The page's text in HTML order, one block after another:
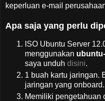
keperluan e-mail
Apa saja yang perlu
ISO Ubuntu Server
menggunakan
saya unduh disini.
1 buah kartu jaringan.
jaringan yang onboard.
Memiliki pengetahuan